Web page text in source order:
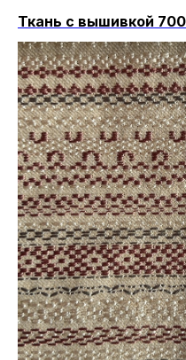
Ткань с вышивкой